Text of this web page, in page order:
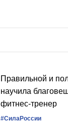
Правильной и
научила
фитнес-тренер
#СилаРоссии